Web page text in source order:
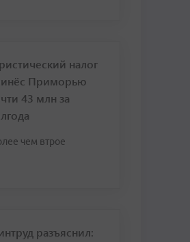
налог
Приморью
43 млн за
чем втрое
разъяснил: